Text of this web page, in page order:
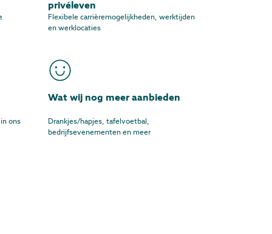
privéleven
Flexibele carrièremogelijkheden, werktijden
en werklocaties
ons
Wat wij nog meer aanbieden
Drankjes/hapjes, tafelvoetbal,
bedrijfsevenementen en meer